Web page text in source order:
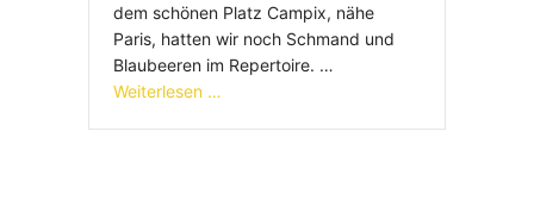
dem schönen Platz Campix, nähe
Paris, hatten wir noch Schmand und
Blaubeeren im Repertoire. …
Weiterlesen …